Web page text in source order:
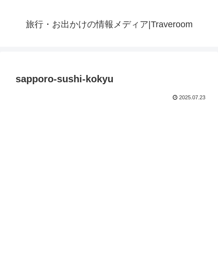
旅行・お出かけの情報メディア|Traveroom
sapporo-sushi-kokyu
2025.07.23